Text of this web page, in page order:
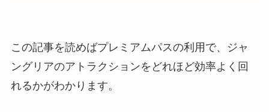
この記事を読めばプレミアムパスの利用で、ジャ
ングリアのアトラクションをどれほど効率よく回
れるかがわかります。